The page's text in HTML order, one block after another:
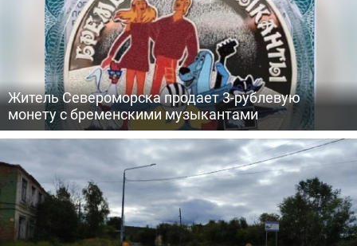
Житель Североморска продает 3-рублевую
монету с бременскими музыкантами